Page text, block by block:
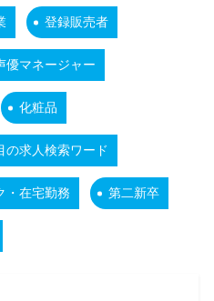
登録販売者
優マネージャー
化粧品
の求人検索ワード
・在宅勤務 第二新卒